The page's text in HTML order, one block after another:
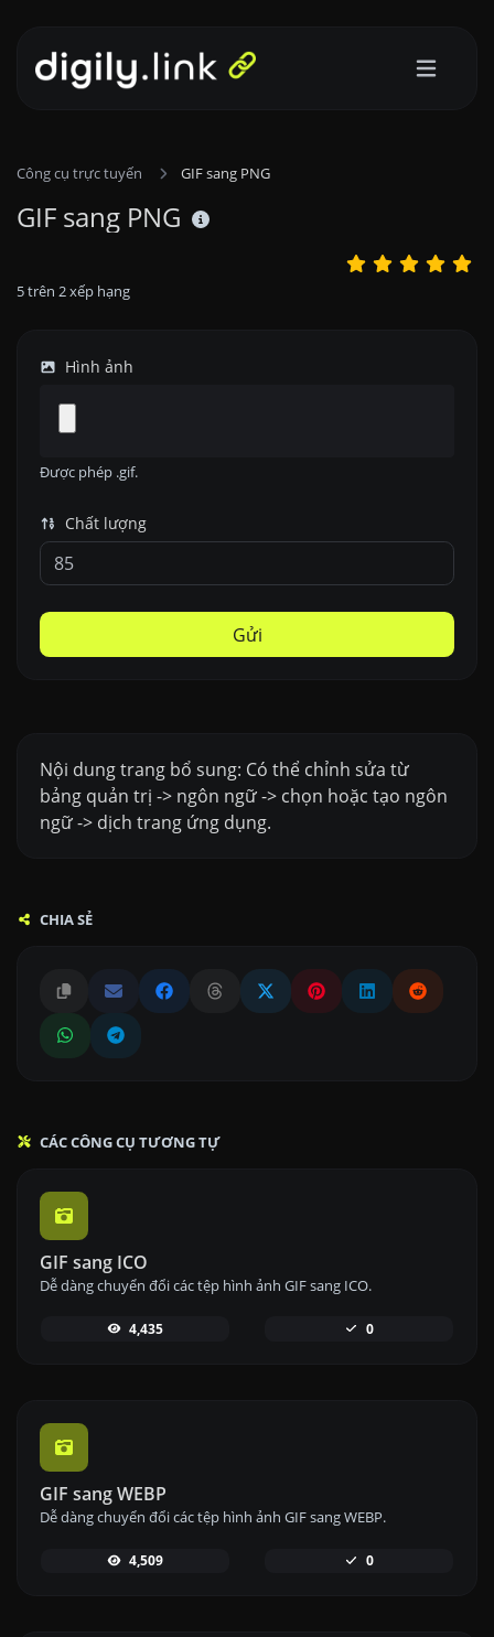
Công cụ trực tuyến GIF sang PNG
GIF sang PNG
5trên 2xếp hạng
Hình ảnh
Được phép .gif.
Chất lượng
Gửi
Nội dung trang bổ sung: Có thể chỉnh sửa từ
bảng quản trị -> ngôn ngữ -> chọn hoặc tạo ngôn
ngữ -> dịch trang ứng dụng.
CHIA SẺ
CÁC CÔNG CỤ TƯƠNG TỰ
GIF sang ICO
Dễ dàng chuyển đổi các tệp hình ảnh GIF sang ICO.
4,435 0
GIF sang WEBP
Dễ dàng chuyển đổi các tệp hình ảnh GIF sang WEBP.
4,509 0